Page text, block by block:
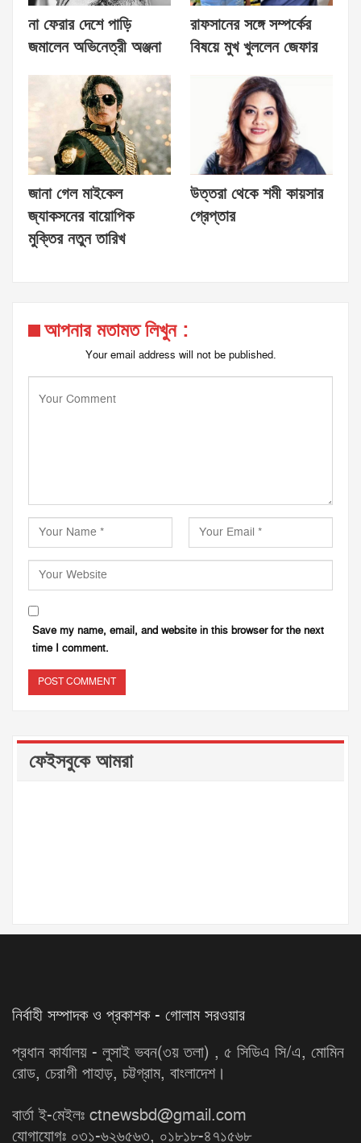
না ফেরার দেশে পাড়ি
জমালেন অভিনেত্রী অঞ্জনা
রাফসানের সঙ্গে সম্পর্কের
বিষয়ে মুখ খুললেন জেফার
জানা গেল মাইকেল
জ্যাকসনের বায়োপিক
মুক্তির নতুন তারিখ
উত্তরা থেকে শমী কায়সার
গ্রেপ্তার
আপনার মতামত লিখুন :
Your email address will not be published.
Save my name, email, and website in this browser for the next
time I comment.
ফেইসবুকে আমরা
নির্বাহী সম্পাদক ও প্রকাশক - গোলাম সরওয়ার
প্রধান কার্যালয় - লুসাই ভবন(৩য় তলা) , ৫ সিডিএ সি/এ, মোমিন
রোড, চেরাগী পাহাড়, চট্টগ্রাম, বাংলাদেশ।
বার্তা ই-মেইলঃ ctnewsbd@gmail.com
যোগাযোগঃ ০৩১-৬২৬৫৬৩, ০১৮১৮-৪৭১৫৬৮